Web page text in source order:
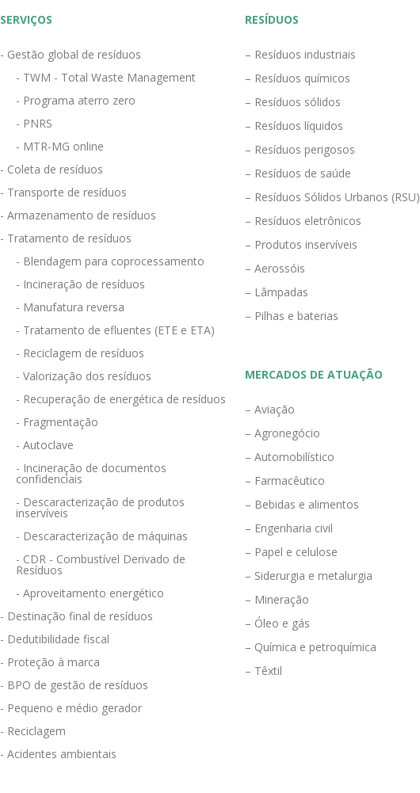
SERVIÇOS
- Gestão global de resíduos
- TWM - Total Waste Management
- Programa aterro zero
- PNRS
- MTR-MG online
- Coleta de resíduos
- Transporte de resíduos
- Armazenamento de resíduos
- Tratamento de resíduos
- Blendagem para coprocessamento
- Incineração de resíduos
- Manufatura reversa
- Tratamento de efluentes (ETE e ETA)
- Reciclagem de resíduos
- Valorização dos resíduos
- Recuperação de energética de resíduos
- Fragmentação
- Autoclave
- Incineração de documentos
confidenciais
- Descaracterização de produtos
inservíveis
- Descaracterização de máquinas
- CDR - Combustível Derivado de
Resíduos
- Aproveitamento energético
- Destinação final de resíduos
- Dedutibilidade fiscal
- Proteção à marca
- BPO de gestão de resíduos
- Pequeno e médio gerador
- Reciclagem
- Acidentes ambientais
RESÍDUOS
– Resíduos industriais
– Resíduos químicos
– Resíduos sólidos
– Resíduos líquidos
– Resíduos perigosos
– Resíduos de saúde
– Resíduos Sólidos Urbanos (RSU)
– Resíduos eletrônicos
– Produtos inservíveis
– Aerossóis
– Lâmpadas
– Pilhas e baterias
MERCADOS DE ATUAÇÃO
– Aviação
– Agronegócio
– Automobilístico
– Farmacêutico
– Bebidas e alimentos
– Engenharia civil
– Papel e celulose
– Siderurgia e metalurgia
– Mineração
– Óleo e gás
– Química e petroquímica
– Têxtil